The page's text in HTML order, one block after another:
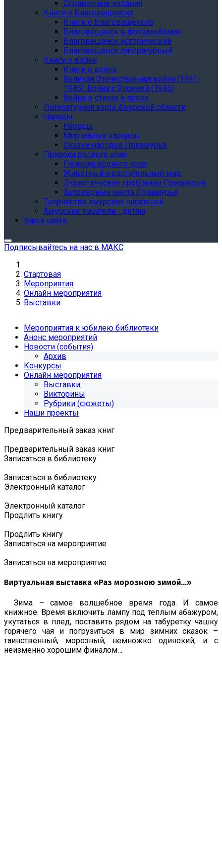
Справочные издания
Книги о Благовещенске
Книги о Благовещенске
Благовещенск в фотоальбомах
Благовещенск исторический
Благовещенск литературный
Книги о войне
Книги о войне
Великая Отечественная война (1941-
1945). Война с Японией (1945)
Война в стихах и прозе
Литературная карта Амурской области
Народы
Народы
Мир малых народов
Сказки народов Приамурья
Природа родного края
Природа родного края
Животный и растительный мир
Экологические проблемы Приамурья
Заповедные места Приамурья
Творчество амурских писателей
Амурские писатели - детям
Карта сайта
Подписывайтесь на нас в МАКС
Стартовая
Мероприятия
Онлайн мероприятия
Выставки
Мероприятия к юбилею библиотеки
Анонс мероприятий
Новости (события)
Архив
Конкурсы
Онлайн мероприятия
Выставки
Викторины
Рубрики (сюжеты)
Наши проекты
Предварительный заказ книг
Предварительный заказ книг
Записаться в библиотеку
Записаться в библиотеку
Электронный каталог
Электронный каталог
Продлить книгу
Продлить книгу
Записаться на мероприятие
Записаться на мероприятие
Виртуальная выставка «Раз морозною зимой…»
Зима – самое волшебное время года. И самое
книжное. Время включить лампу под теплым абажуром,
укутаться в плед, поставить рядом на табуретку чашку
горячего чая и погрузиться в мир зимних сказок –
таинственный, морозный, немножко одинокий, и с
неизменно хорошим финалом…